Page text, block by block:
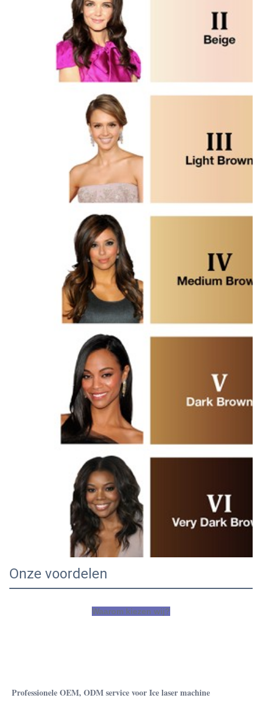
Onze voordelen
Waarom kiezen wij?
Professionele OEM, ODM service voor Ice laser machine